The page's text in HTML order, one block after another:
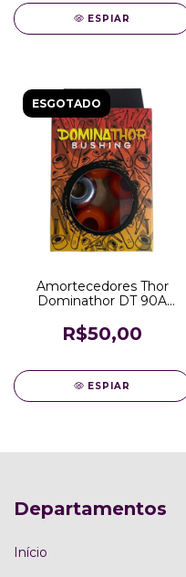
ESPIAR
ESGOTADO
Amortecedores Thor
Dominathor DT 90A
R$50,00
ESPIAR
Departamentos
Início